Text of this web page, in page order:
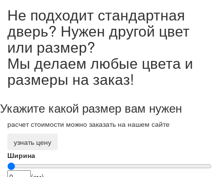
Не подходит стандартная
дверь? Нужен другой цвет
или размер?
Мы делаем любые цвета и
размеры на заказ!
Укажите какой размер вам нужен
расчет стоимости можно заказать на нашем сайте
узнать цену
Ширина